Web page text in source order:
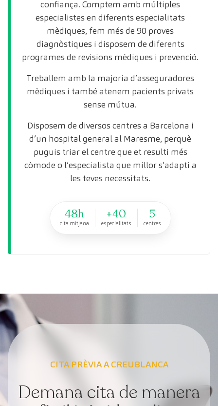
confiança. Comptem amb múltiples
especialistes en diferents especialitats
mèdiques, fem més de 90 proves
diagnòstiques i disposem de diferents
programes de revisions mèdiques i prevenció.
Treballem amb la majoria d’asseguradores
mèdiques i també atenem pacients privats
sense mútua.
Disposem de diversos centres a Barcelona i
d’un hospital general al Maresme, perquè
puguis triar el centre que et resulti més
còmode o l’especialista que millor s’adapti a
les teves necessitats.
48h
cita mitjana
+40
especialitats
5
centres
CITA PRÈVIA A CREUBLANCA
Demana cita de manera